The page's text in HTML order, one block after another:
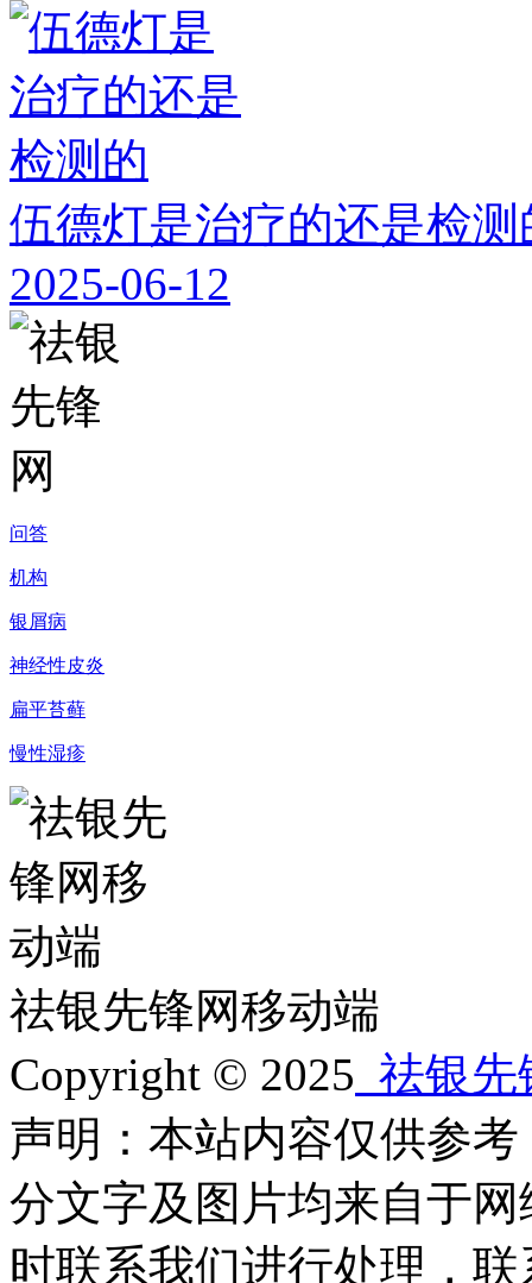
伍德灯是治疗的还是检测
2025-06-12
问答
机构
银屑病
神经性皮炎
扁平苔藓
慢性湿疹
祛银先锋网移动端
Copyright © 2025 祛银先
声明：本站内容仅供参
分文字及图片均来自于
时联系我们进行处理，